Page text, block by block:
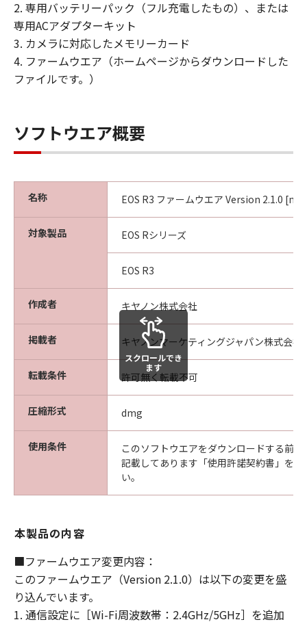
ン、キヤノンの子会社、キヤノンの関連会
社、それらの販売代理店または販売店、な
らびにキヤノンのライセンサーは、｢許諾
ソフトウェア」に関して、商品性および特
かなる保証も、明示たると黙示たるとを問
わず一切しないものとします。
の関連会社、それらの販売代理店または販
売店、ならびにキヤノンのライセンサー
は、「許諾ソフトウェア」の使用または使
用不能から生ずるいかなる損害（逸失利益
およびその他の派生的または付随的な損害
を含むがこれらに限定されない全ての損害
をいいます。）について、適用法で認めら
れる限り、一切の責任を負わないものとし
ます。
たとえ、キヤノン、キヤノンの子会社、キ
ヤノンの関連会社、それらの販売代理店ま
たは販売店、ならびにキヤノンのライセン
サーがかかる損害の可能性について知らさ
れていた場合でも同様です。
(3) キヤノン、キヤノンの子会社、キヤノン
の関連会社、それらの販売代理店または販
売店、ならびにキヤノンのライセンサー
は、「許諾ソフトウェア」、または「許諾
ソフトウェア」の使用に起因または関連し
紛争についても、一切責任を負わないもの
とします。
契約期間
(1) 「本契約」は、お客様が「許諾ソフト
ウェア」をお客様の所有するコンピュータ
2. 専用バッテリーパック（フル充電したもの）、または
専用ACアダプターキット
3. カメラに対応したメモリーカード
4. ファームウエア（ホームページからダウンロードした
ファイルです。）
ソフトウエア概要
名称 EOS R3 ファームウエア Version 2.1.0
対象製品 EOS Rシリーズ
EOS R3
作成者 キヤノン株式会社
掲載者 キヤノンマーケティングジャパン株式会社
転載条件 許可無く転載不可
圧縮形式 dmg
使用条件
このソフトウエアをダウンロードする前
記載してあります「使用許諾契約書」を
い。
スクロールでき
ます
本製品の内容
■ファームウエア変更内容：
このファームウエア（Version 2.1.0）は以下の変更を盛
り込んでいます。
1. 通信設定に［Wi-Fi周波数帯：2.4GHz/5GHz］を追加